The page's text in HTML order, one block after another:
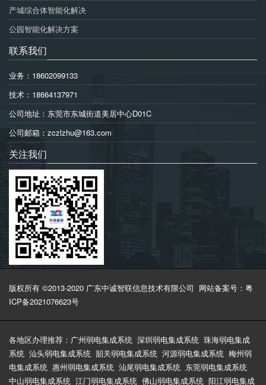
产城综合体智能化解决
公园智能化解决方案
联系我们
业务：18602099133
技术：18664137971
公司地址：东莞市东城街道美居中心D01C
公司邮箱：zczlzhu@163.com
关注我们
版权所有 ©2013-2020 广东中诚智联信息技术有限公司 网站备案号：粤
ICP备2021076623号
各地区办理推荐： 广州弱电集成系统 深圳弱电集成系统 珠海弱电集成
系统 汕头弱电集成系统 韶关弱电集成系统 河源弱电集成系统 梅州弱
电集成系统 惠州弱电集成系统 汕尾弱电集成系统 东莞弱电集成系统
中山弱电集成系统 江门弱电集成系统 佛山弱电集成系统 阳江弱电集成